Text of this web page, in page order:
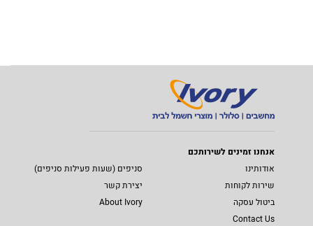
אנחנו זמינים לשירותכם
אודותינו
סניפים (שעות פעילות סניפים)
שירות לקוחות
יצירת קשר
ביטול עסקה
About Ivory
Contact Us